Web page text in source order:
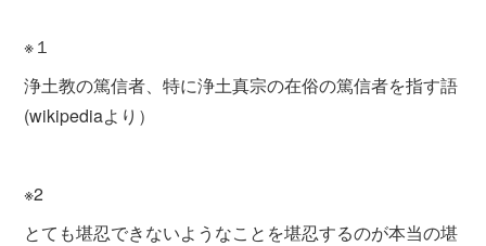
※１
浄土教の篤信者、特に浄土真宗の在俗の篤信者を指す語
(wikipediaより）
※2
とても堪忍できないようなことを堪忍するのが本当の堪